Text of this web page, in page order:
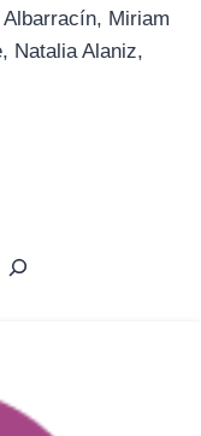
Miriam
Natalia Alaniz,